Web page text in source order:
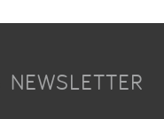
NEWSLETTER